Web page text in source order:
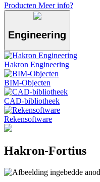
Producten Meer info?
Engineering
Hakron Engineering
BIM-Objecten
CAD-bibliotheek
Rekensoftware
Hakron-Fortius